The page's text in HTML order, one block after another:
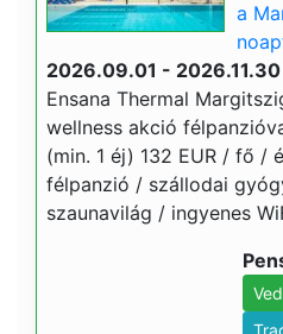
a
2026.09.01 - 2026.11.30
Ensana Thermal
wellness akció
(min. 1 éj) 132 EUR / fő /
félpanzió / szállodai
szaunavilág / ingyenes